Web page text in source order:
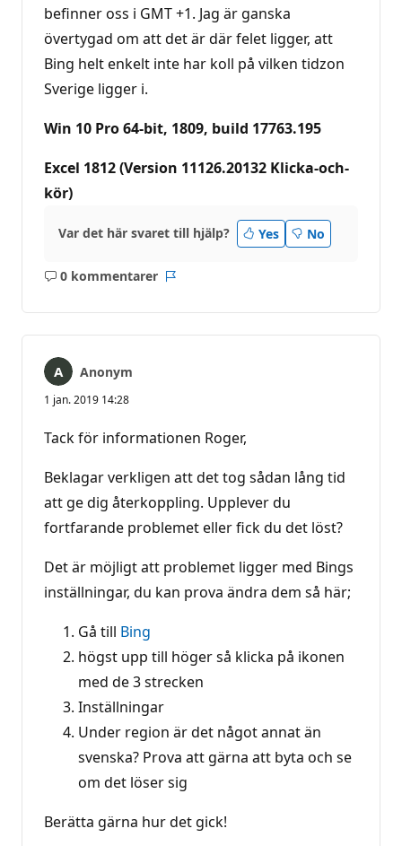
befinner oss i GMT +1. Jag är ganska
övertygad om att det är där felet ligger, att
Bing helt enkelt inte har koll på vilken tidzon
Sverige ligger i.
Win 10 Pro 64-bit, 1809, build 17763.195
Excel 1812 (Version 11126.20132 Klicka-och-
kör)
Var det här svaret till hjälp? Yes No
0 kommentarer
Inga
Anonym
1 jan. 2019 14:28
Tack för informationen Roger,
Beklagar verkligen att det tog sådan lång tid
att ge dig återkoppling. Upplever du
fortfarande problemet eller fick du det löst?
Det är möjligt att problemet ligger med Bings
inställningar, du kan prova ändra dem så här;
Gå till Bing
högst upp till höger så klicka på ikonen
med de 3 strecken
Inställningar
Under region är det något annat än
svenska? Prova att gärna att byta och se
om det löser sig
Berätta gärna hur det gick!